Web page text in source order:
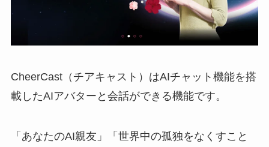
CheerCast（チアキャスト）はAIチャット機能を搭
載したAIアバターと会話ができる機能です。
「あなたのAI親友」「世界中の孤独をなくすこと